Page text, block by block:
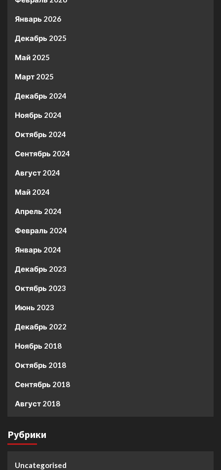
Январь 2026
Декабрь 2025
Май 2025
Март 2025
Декабрь 2024
Ноябрь 2024
Октябрь 2024
Сентябрь 2024
Август 2024
Май 2024
Апрель 2024
Февраль 2024
Январь 2024
Декабрь 2023
Октябрь 2023
Июнь 2023
Декабрь 2022
Ноябрь 2018
Октябрь 2018
Сентябрь 2018
Август 2018
Рубрики
Uncategorised